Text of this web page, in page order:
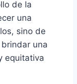
de la
una
sino de
una
equitativa